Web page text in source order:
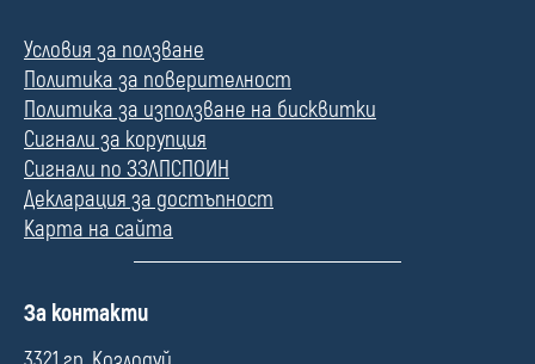
Условия за ползване
Политика за поверителност
Политика за използване на бисквитки
Сигнали за корупция
Сигнали по ЗЗЛПСПОИН
Декларация за достъпност
Карта на сайта
П
л
За контакти